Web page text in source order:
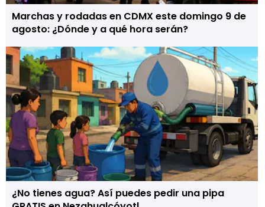
Marchas y rodadas en CDMX este domingo 9 de
agosto: ¿Dónde y a qué hora serán?
¿No tienes agua? Así puedes pedir una pipa